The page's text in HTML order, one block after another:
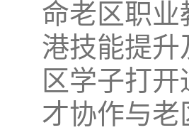
命老区职
港技能提
区学子打
才协作与